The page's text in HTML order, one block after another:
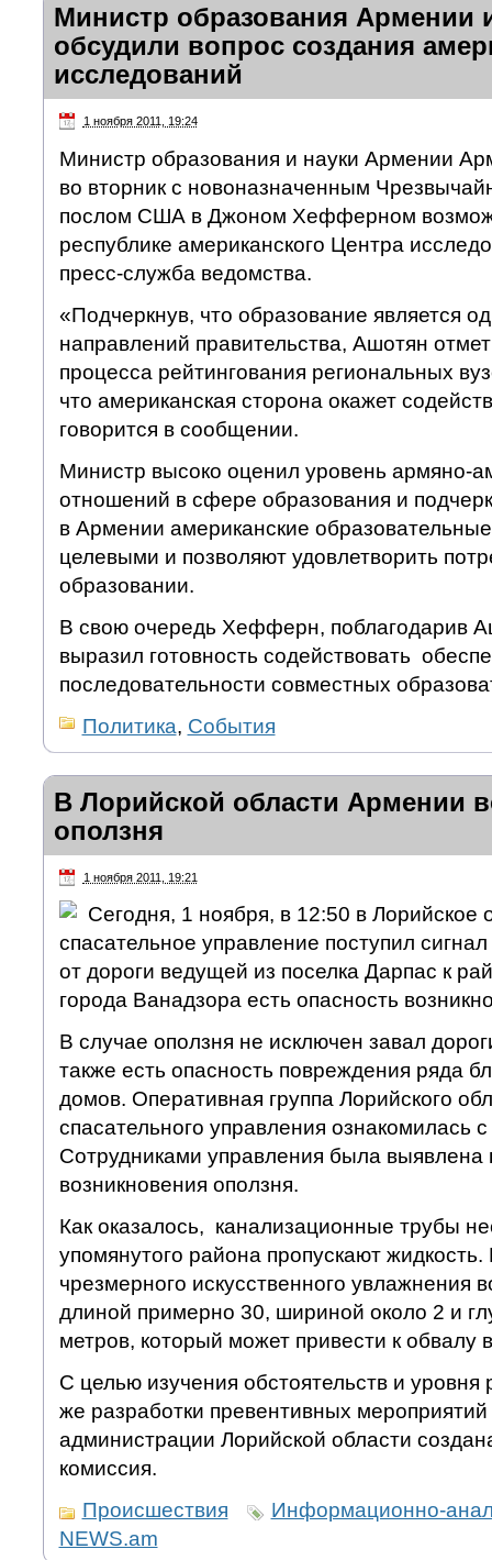
Министр образования
обсудили вопрос создания
исследований
1 ноября 2011, 19:24
Министр образования и науки Армении
во вторник с новоназначенным
послом США в Джоном Хефферном
республике американского Центра
пресс-служба ведомства.
«Подчеркнув, что образование является
направлений правительства, Ашотян
процесса рейтингования региональных
что американская сторона окажет
говорится в сообщении.
Министр высоко оценил уровень армяно-
отношений в сфере образования и
в Армении американские
целевыми и позволяют удовлетворить
образовании.
В свою очередь Хефферн, поблагодарив
выразил готовность содействовать
последовательности совместных
Политика, События
В Лорийской области Армении
оползня
1 ноября 2011, 19:21
Сегодня, 1 ноября, в 12:50 в Лорийское
спасательное управление поступил
от дороги ведущей из поселка Дарпас к
города Ванадзора есть опасность
В случае оползня не исключен завал
также есть опасность повреждения ряда
домов. Оперативная группа Лорийского
спасательного управления ознакомилась
Сотрудниками управления была выявлена
возникновения оползня.
Как оказалось, канализационные трубы
упомянутого района пропускают жидкость.
чрезмерного искусственного увлажнения
длиной примерно 30, шириной около 2 и
метров, который может привести к обвалу
С целью изучения обстоятельств и уровня
же разработки превентивных мероприятий
администрации Лорийской области
комиссия.
Происшествия
Информационно-
NEWS.am